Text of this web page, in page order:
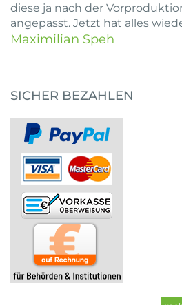
diese ja nach der
angepasst. Jetzt hat alles
Maximilian Speh
SICHER BEZAHLEN